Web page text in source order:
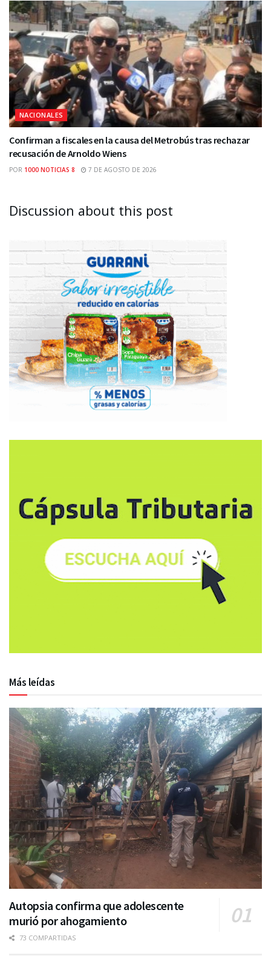
NACIONALES
Confirman a fiscales en la causa del Metrobús tras rechazar
recusación de Arnoldo Wiens
POR 1000 NOTICIAS 8 7 DE AGOSTO DE 2026
Discussion about this post
Más leídas
Autopsia confirma que adolescente
murió por ahogamiento
73 COMPARTIDAS